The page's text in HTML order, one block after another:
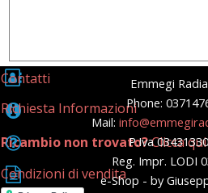
Contatti
Emmegi
Phone:
Mail:
P.Iva
Reg. Impr. LODI
e-Shop - by
Richiesta Informazioni
Ricambio non trovato?Clicca qui
Condizioni di vendita